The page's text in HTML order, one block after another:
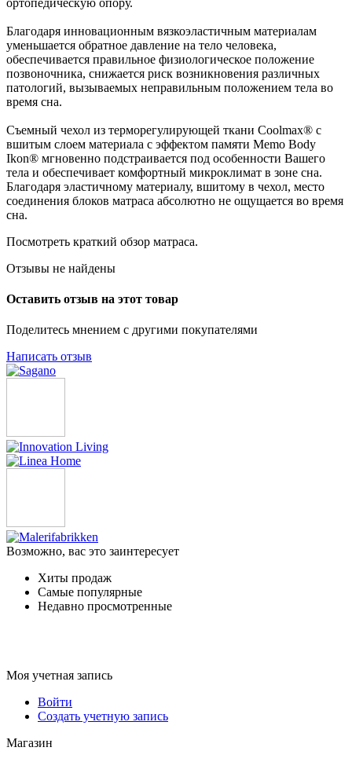
Благодаря инновационным вязкоэластичным материалам
уменьшается обратное давление на тело человека,
обеспечивается правильное физиологическое положение
позвоночника, снижается риск возникновения различных
патологий, вызываемых неправильным положением тела во
время сна.
Съемный чехол из терморегулирующей ткани Coolmax® с
вшитым слоем материала с эффектом памяти Memo Body
Ikon® мгновенно подстраивается под особенности Вашего
тела и обеспечивает комфортный микроклимат в зоне сна.
Благодаря эластичному материалу, вшитому в чехол, место
соединения блоков матраса абсолютно не ощущается во время
сна.
Посмотреть краткий обзор матраса.
Отзывы не найдены
Оставить отзыв на этот товар
Поделитесь мнением с другими покупателями
Написать отзыв
Возможно, вас это заинтересует
Хиты продаж
Самые популярные
Недавно просмотренные
Моя учетная запись
Войти
Создать учетную запись
Магазин